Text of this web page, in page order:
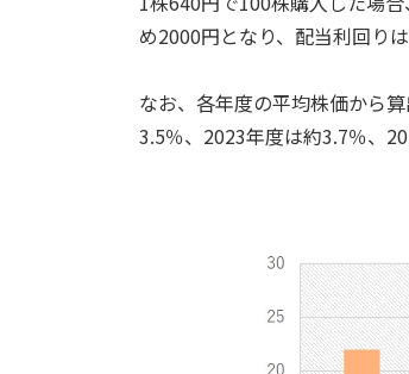
め2000円となり、配当利回りは
なお、各年度の平均株価から
3.5％、2023年度は約3.7％、